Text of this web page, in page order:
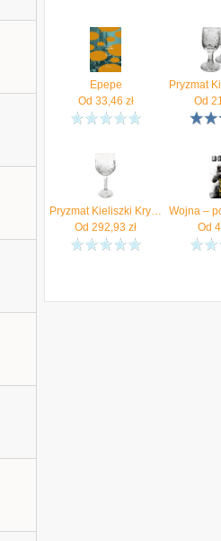
Epepe
Od 33,46 zł
Od
Pryzmat Kieliszki Kryształowe Wino Za 890 170 Gr.Magda
Od 292,93 zł
Od